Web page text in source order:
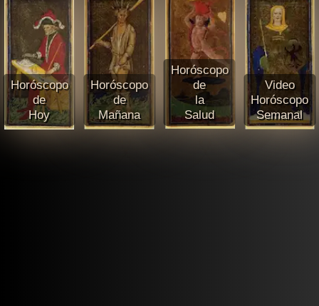
Horóscopo
de
Hoy
Horóscopo
de
Mañana
Horóscopo
de
la
Salud
Video
Horóscopo
Semanal